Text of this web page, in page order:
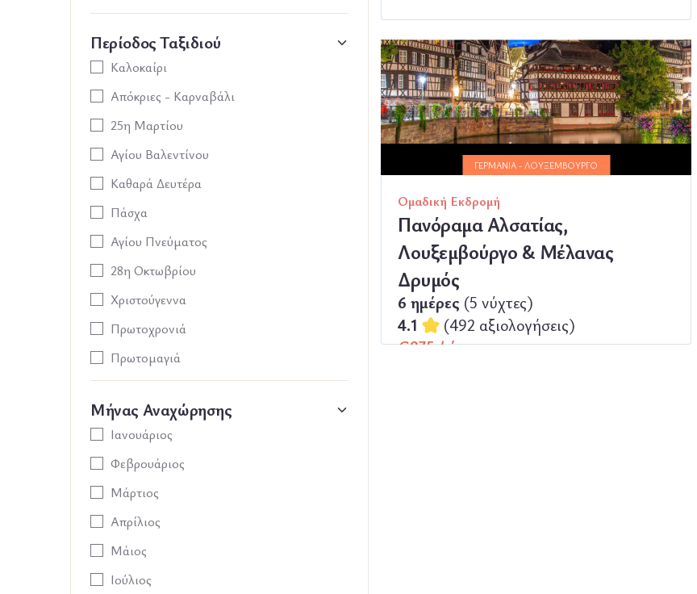
Περίοδος Ταξιδιού
Καλοκαίρι
Απόκριες - Καρναβάλι
25η Μαρτίου
Αγίου Βαλεντίνου
Καθαρά Δευτέρα
Πάσχα
Αγίου Πνεύματος
28η Οκτωβρίου
Χριστούγεννα
Πρωτοχρονιά
Πρωτομαγιά
Μήνας Αναχώρησης
Ιανουάριος
Φεβρουάριος
Μάρτιος
Απρίλιος
Μάιος
Ιούλιος
ΠΕΡΙΣΣΟΤΕΡΑ
ΓΕΡΜΑΝΊΑ - ΛΟΥΞΕΜΒΟΎΡΓΟ
Ομαδική Εκδρομή
Πανόραμα Αλσατίας,
Λουξεμβούργο & Μέλανας
Δρυμός
6 ημέρες (5 νύχτες)
4.1
(492 αξιολογήσεις)
€975 / άτομο